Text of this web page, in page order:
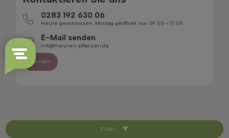
Filter
0283 192 630 06
Heute geschlossen. Montag geöffnet von 09:00 - 17:00
E-Mail senden
info@heijnen-pflanzen.de
Kontakt
4.4/5